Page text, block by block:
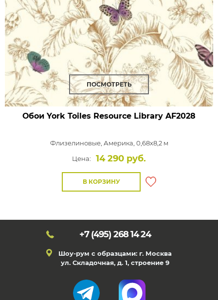
ПОСМОТРЕТЬ
Обои York Toiles Resource Library AF2028
Флизелиновые, Америка, 0,68x8,2 м
Цена:
14 290 руб.
В КОРЗИНУ
+7 (495) 268 14 24
Шоу-рум с образцами: г. Москва
ул. Складочная, д. 1, строение 9